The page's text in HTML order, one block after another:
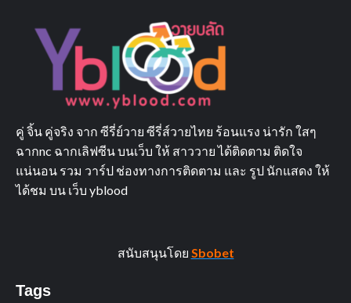
คู่ จิ้น คู่จริง จาก ซีรี่ย์วาย ซีรี่ส์วายไทย ร้อนแรง น่ารัก ใสๆ
ฉากnc ฉากเลิฟซีน บนเว็บ ให้ สาววาย ได้ติดตาม ติดใจ
แน่นอน รวม วาร์ป ช่องทางการติดตาม และ รูป นักแสดง ให้
ได้ชม บน เว็บ yblood
สนับสนุนโดย Sbobet
Tags